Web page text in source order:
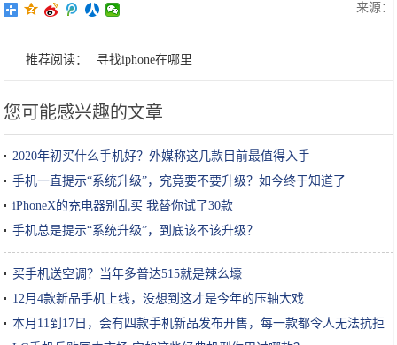
来源：
推荐阅读： 寻找iphone在哪里
您可能感兴趣的文章
2020年初买什么手机好？外媒称这几款目前最值得入手
手机一直提示“系统升级”，究竟要不要升级？如今终于知道了
iPhoneX的充电器别乱买 我替你试了30款
手机总是提示“系统升级”，到底该不该升级？
买手机送空调？当年多普达515就是辣么壕
12月4款新品手机上线，没想到这才是今年的压轴大戏
本月11到17日，会有四款手机新品发布开售，每一款都令人无法抗拒